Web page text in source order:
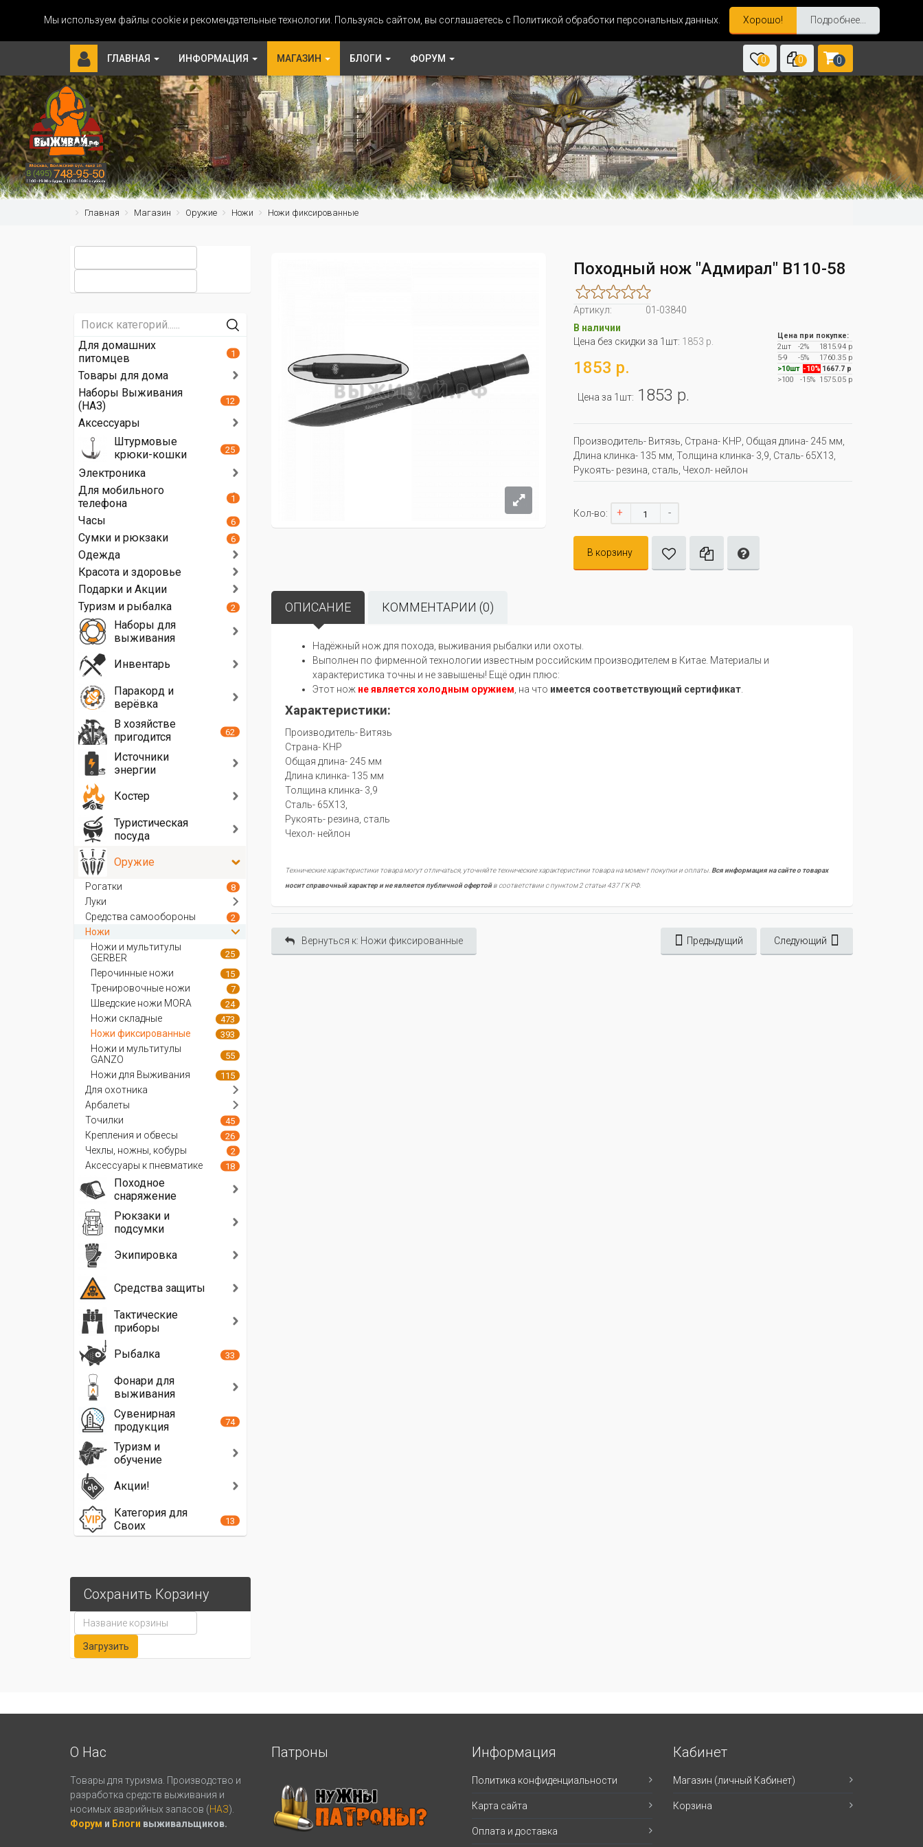
Мы используем файлы cookie и рекомендательные технологии. Пользуясь сайтом, вы соглашаетесь с Политикой обработки персональных данных. Хорошо! Подробнее...
ГЛАВНАЯ ИНФОРМАЦИЯ МАГАЗИН БЛОГИ ФОРУМ 0 0 0
Главная Магазин Оружие Ножи Ножи фиксированные
Походный нож "Адмирал" B110-58
Артикул:
01-03840
В наличии
Цена без скидки за 1шт: 1853 р.
1853 р.
Цена за 1шт: 1853 р.
Цена при покупке:
2шт
-2%
1815.94 р
5-9
-5%
1760.35 р
>10шт -10% 1667.7 р
>100
-15%1575.05 р
Производитель- Витязь, Страна- КНР, Oбщая длина- 245 мм,
Длина клинка- 135 мм, Толщина клинка- 3,9, Сталь- 65Х13,
Рукоять- резина, сталь, Чехол- нейлон
Кол-во: + -
В корзину
ОПИСАНИЕ КОММЕНТАРИИ (0)
Надёжный нож для похода, выживания рыбалки или охоты.
Выполнен по фирменной технологии известным российским производителем в Китае. Материалы и
характеристика точны и не завышены! Ещё один плюс:
Этот нож не является холодным оружием, на что имеется соответствующий сертификат.
Характеристики:
Производитель- Витязь
Страна- КНР
Oбщая длина- 245 мм
Длина клинка- 135 мм
Толщина клинка- 3,9
Сталь- 65Х13,
Рукоять- резина, сталь
Чехол- нейлон
Технические характеристики товара могут отличаться, уточняйте технические характеристики товара на момент покупки и оплаты.Вся информация на сайте о товарах
носит справочный характер и не является публичной офертойв соответствии с пунктом 2 статьи 437 ГК РФ.
Вернуться к: Ножи фиксированные Предыдущий Следующий
Для домашних
питомцев
1
Товары для дома
Наборы Выживания
(НАЗ)
12
Аксессуары
Штурмовые
крюки-кошки
25
Электроника
Для мобильного
телефона
1
Часы 6
Сумки и рюкзаки 6
Одежда
Красота и здоровье
Подарки и Акции
Туризм и рыбалка
2
Наборы для
выживания
Инвентарь
Паракорд и
верёвка
В хозяйстве
пригодится
62
Источники
энергии
Костер
Туристическая
посуда
Оружие
Рогатки 8
Луки
Средства самообороны
2
Ножи
Ножи и мультитулы
GERBER
25
Перочинные ножи 15
Тренировочные ножи 7
Шведские ножи MORA 24
Ножи складные 473
Ножи фиксированные 393
Ножи и мультитулы
GANZO
55
Ножи для Выживания 115
Для охотника
Арбалеты
Точилки
45
Крепления и обвесы 26
Чехлы, ножны, кобуры 2
Аксессуары к пневматике 18
Походное
снаряжение
Рюкзаки и
подсумки
Экипировка
Средства защиты
Тактические
приборы
Рыбалка
33
Фонари для
выживания
Сувенирная
продукция
74
Туризм и
обучение
Акции!
Категория для
Своих
13
Сохранить Корзину
О Нас
Товары для туризма. Производство и
разработка средств выживания и
носимых аварийных запасов (НАЗ).
Форум и Блоги выживальщиков.
Патроны Информация
Политика конфиденциальности
Карта сайта
Оплата и доставка
Кабинет
Магазин (личный Кабинет)
Корзина